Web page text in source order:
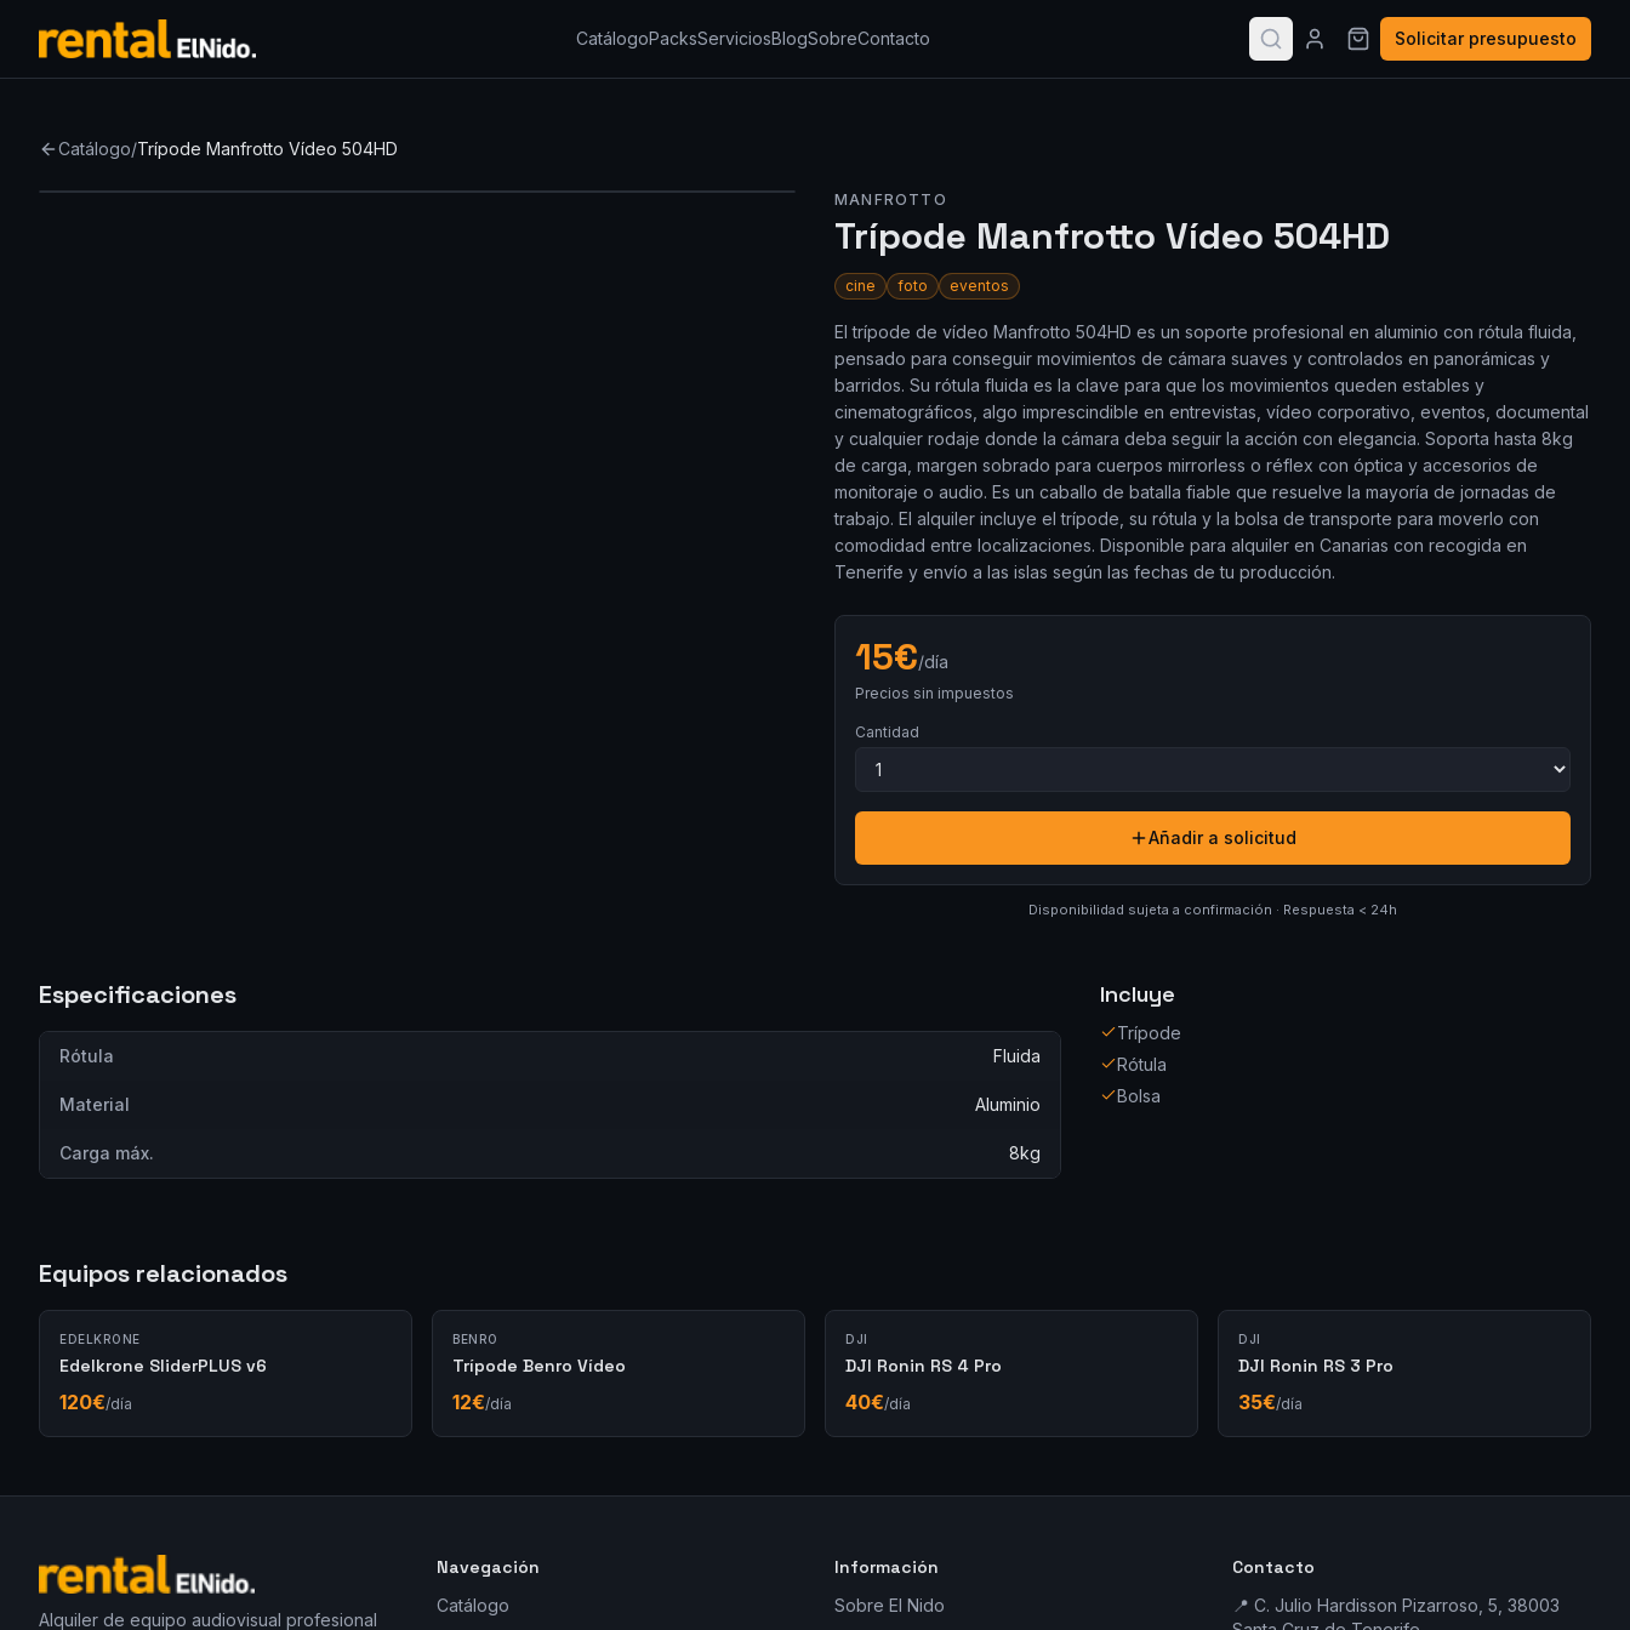
CatálogoPacksServiciosBlogSobreContacto Solicitar presupuesto
Catálogo/Trípode Manfrotto Vídeo 504HD
MANFROTTO
Trípode Manfrotto Vídeo 504HD
cine foto eventos
El trípode de vídeo Manfrotto 504HD es un soporte profesional en aluminio con rótula fluida,
pensado para conseguir movimientos de cámara suaves y controlados en panorámicas y
barridos. Su rótula fluida es la clave para que los movimientos queden estables y
cinematográficos, algo imprescindible en entrevistas, vídeo corporativo, eventos, documental
y cualquier rodaje donde la cámara deba seguir la acción con elegancia. Soporta hasta 8kg
de carga, margen sobrado para cuerpos mirrorless o réflex con óptica y accesorios de
monitoraje o audio. Es un caballo de batalla fiable que resuelve la mayoría de jornadas de
trabajo. El alquiler incluye el trípode, su rótula y la bolsa de transporte para moverlo con
comodidad entre localizaciones. Disponible para alquiler en Canarias con recogida en
Tenerife y envío a las islas según las fechas de tu producción.
15€/día
Precios sin impuestos
Cantidad
Añadir a solicitud
Disponibilidad sujeta a confirmación · Respuesta < 24h
Especificaciones
Rótula Fluida
Material Aluminio
Carga máx. 8kg
Incluye
Trípode
Rótula
Bolsa
Equipos relacionados
EDELKRONE
Edelkrone SliderPLUS v6
120€/día
BENRO
Trípode Benro Vídeo
12€/día
DJI
DJI Ronin RS 4 Pro
40€/día
DJI
DJI Ronin RS 3 Pro
35€/día
Alquiler de equipo audiovisual profesional
Navegación
Catálogo
Información
Sobre El Nido
Contacto
📍 C. Julio Hardisson Pizarroso, 5, 38003